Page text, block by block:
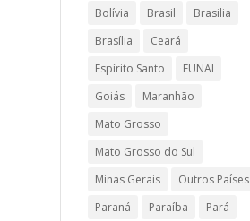
Bolívia
Brasil
Brasilia
Brasília
Ceará
Espírito Santo
FUNAI
Goiás
Maranhão
Mato Grosso
Mato Grosso do Sul
Minas Gerais
Outros Países
Paraná
Paraíba
Pará